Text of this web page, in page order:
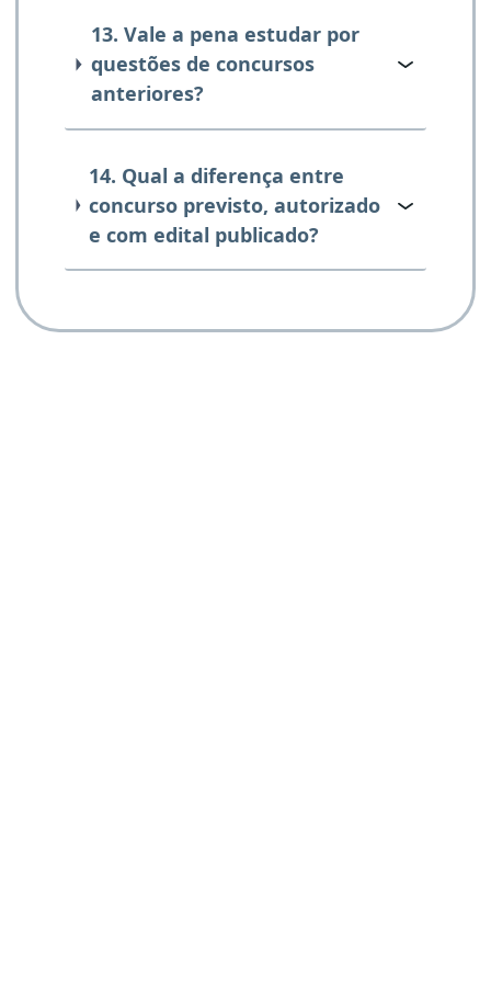
13. Vale a pena estudar por
questões de concursos
anteriores?
14. Qual a diferença entre
concurso previsto, autorizado
e com edital publicado?